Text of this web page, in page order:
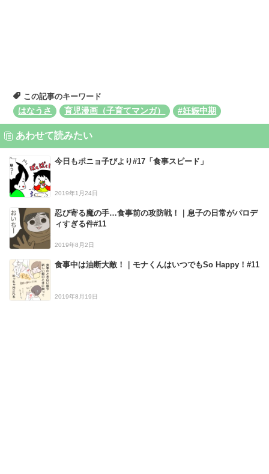
この記事のキーワード
はなうさ
育児漫画（子育てマンガ） #妊娠中期
あわせて読みたい
今日もポニョ子びより#17「食事スピード」
2019年1月24日
忍び寄る魔の手…食事前の攻防戦！｜息子の日常がパロデ
ィすぎる件#11
2019年8月2日
食事中は油断大敵！｜モナくんはいつでもSo Happy！#11
2019年8月19日